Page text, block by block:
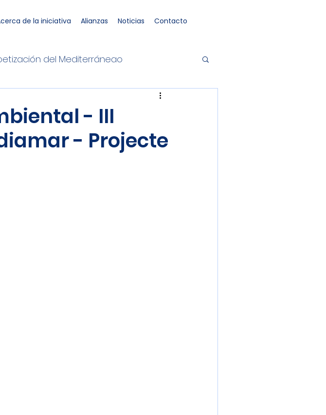
de la iniciativa Alianzas Noticias Contacto
del Mediterráneao
- III
- Projecte